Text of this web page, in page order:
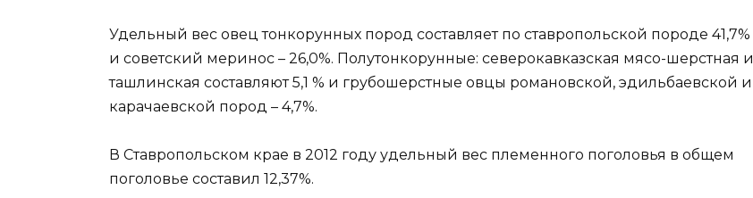
Удельный вес овец тонкорунных пород составляет по ставропольской породе 41,7%
и советский меринос – 26,0%. Полутонкорунные: северокавказская мясо-шерстная и
ташлинская составляют 5,1 % и грубошерстные овцы романовской, эдильбаевской и
карачаевской пород – 4,7%.
В Ставропольском крае в 2012 году удельный вес племенного поголовья в общем
поголовье составил 12,37%.